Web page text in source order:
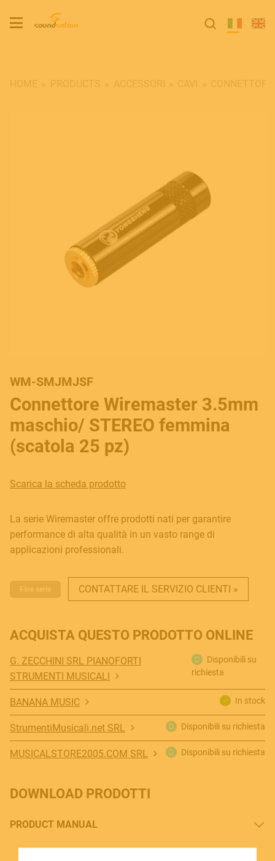
MUSICAL INSTRUMENTS
PRO AUDIO & LIGHT
ACCESSORIES
WM-SMJMJSF
Connettore Wiremaster 3.5mm
maschio/ STEREO femmina
(scatola 25 pz)
Scarica la scheda prodotto
La serie Wiremaster offre prodotti nati per garantire
performance di alta qualità in un vasto range di
applicazioni professionali.
CONTATTARE IL SERVIZIO CLIENTI »
ACQUISTA QUESTO PRODOTTO ONLINE
G. ZECCHINI SRL PIANOFORTI
STRUMENTI MUSICALI
Disponibili su
richiesta
BANANA MUSIC In stock
StrumentiMusicali.net SRL Disponibili su richiesta
MUSICALSTORE2005.COM SRL Disponibili su richiesta
DOWNLOAD PRODOTTI
PRODUCT MANUAL